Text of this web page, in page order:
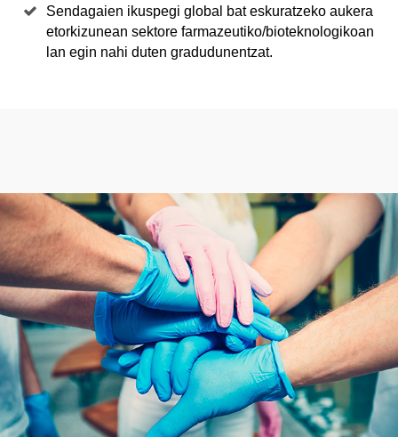
Sendagaien ikuspegi global bat eskuratzeko aukera
etorkizunean sektore farmazeutiko/bioteknologikoan
lan egin nahi duten gradudunentzat.